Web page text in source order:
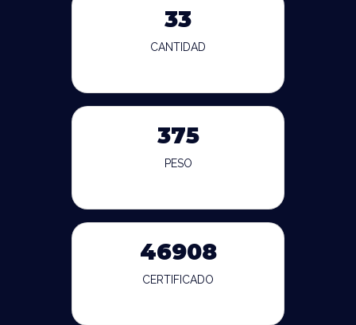
33
CANTIDAD
375
PESO
46908
CERTIFICADO